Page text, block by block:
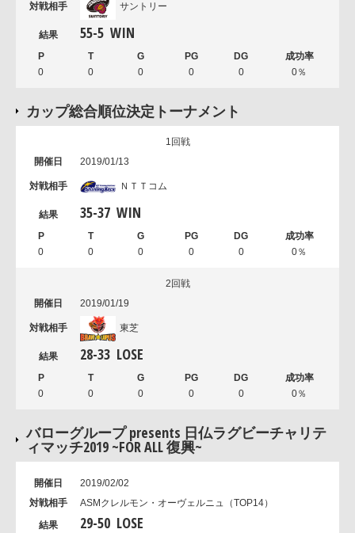
サントリー
55-5 WIN
0 0 0 0 0 0％
カップ総合順位決定トーナメント
1回戦
2019/01/13
ＮＴＴコム
35-37 WIN
0 0 0 0 0 0％
2回戦
2019/01/19
東芝
28-33 LOSE
0 0 0 0 0 0％
バローグループ presents 日仏ラグビーチャリテ
ィマッチ2019 ~FOR ALL 復興~
2019/02/02
ASMクレルモン・オーヴェルニュ（TOP14）
29-50 LOSE